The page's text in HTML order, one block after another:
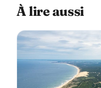
À lire aussi